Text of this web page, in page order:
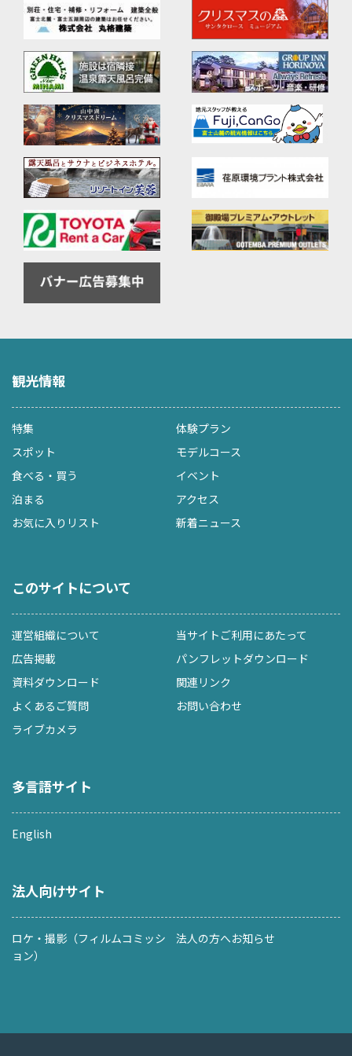
観光情報
特集
体験プラン
スポット
モデルコース
食べる・買う
イベント
泊まる
アクセス
お気に入りリスト
新着ニュース
このサイトについて
運営組織について
当サイトご利用にあたって
広告掲載
パンフレットダウンロード
資料ダウンロード
関連リンク
よくあるご質問
お問い合わせ
ライブカメラ
多言語サイト
English
法人向けサイト
ロケ・撮影（フィルムコミッシ
ョン）
法人の方へお知らせ